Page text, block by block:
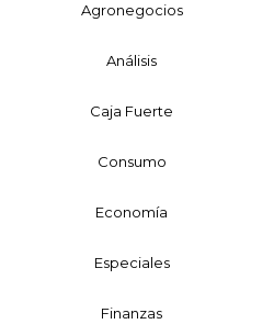
Agronegocios
Análisis
Caja Fuerte
Consumo
Economía
Especiales
Finanzas